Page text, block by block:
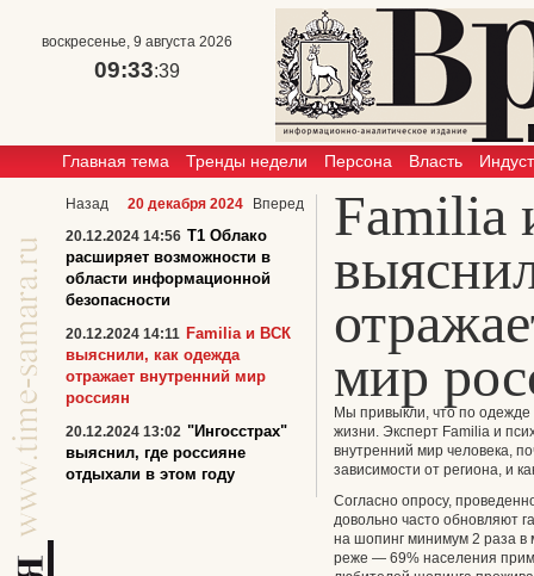
воскресенье, 9 августа 2026
09:33:39
Главная тема Тренды недели Персона Власть
мир
Мы привыкли, что по одежде
жизни. Эксперт Familia и
внутренний мир человека,
зависимости от региона, и
Согласно опросу,
довольно часто обновляют
на шопинг минимум 2 раза
реже — 69% населения
Назад 20 декабря 2024
Вперед
20.12.2024 14:56 Т1 Облако
расширяет возможности в
области информационной
безопасности
20.12.2024 14:11 Familia и ВСК
выяснили, как одежда
отражает внутренний мир
россиян
20.12.2024 13:02 "Ингосстрах"
выяснил, где россияне
отдыхали в этом году